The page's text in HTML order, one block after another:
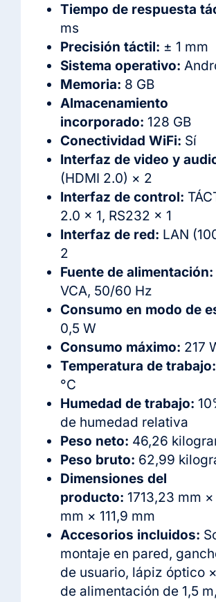
Tiempo de respuesta
ms
Precisión táctil: ± 1 mm
Sistema operativo:
Memoria: 8 GB
Almacenamiento
incorporado: 128 GB
Conectividad WiFi: Sí
Interfaz de video y
(HDMI 2.0) × 2
Interfaz de control:
2.0 × 1, RS232 × 1
Interfaz de red: LAN
2
Fuente de alimentación:
VCA, 50/60 Hz
Consumo en modo de
0,5 W
Consumo máximo: 217
Temperatura de trabajo:
°C
Humedad de trabajo:
de humedad relativa
Peso neto: 46,26
Peso bruto: 62,99
Dimensiones del
producto: 1713,23 mm
mm × 111,9 mm
Accesorios incluidos:
montaje en pared,
de usuario, lápiz óptico
de alimentación de 1,5